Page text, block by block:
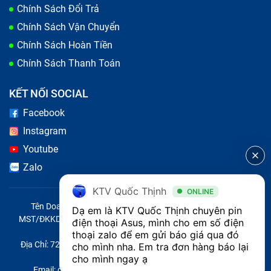
Tại sao cần phải thay pin laptop Asus VivoBook Flip 14
Có nên thay pin laptop Asus VivoBook
Flip 14 TP412FA tại nhà không?
Việcthay pin laptop tại nhàcó thể thực hiện được
nếu bạn có kỹ năng và công cụ phù hợp, nhưng có một
số yếu tố cần cân nhắc trước khi quyết định tự thay
Chính Sách Đổi Trả
Chính Sách Vận Chuyển
Chính Sách Hoàn Tiền
Chính Sách Thanh Toán
KẾT NỐI SOCIAL
Facebook
Instagram
Youtube
Zalo
Tên Doanh Nghiệp: CÔNG TY TNHH CITY ONE VIỆT NAM
MST/ĐKKD/QĐTL: 0316569346 do sở KHĐT TP.HCM cấp ngày
14/04/2023
Địa Chỉ: 721 Trường Chinh, Phường Tây Thạnh, Quận Tân Phú,
Thành phố Hồ Chí Minh, Việt Nam
KTV Quốc Thịnh ONLINE
Dạ em là KTV Quốc Thịnh chuyên pin
điện thoại Asus, mình cho em số điện
thoại zalo để em gửi báo giá qua đó
cho mình nha. Em tra đơn hàng báo lại
cho mình ngay ạ